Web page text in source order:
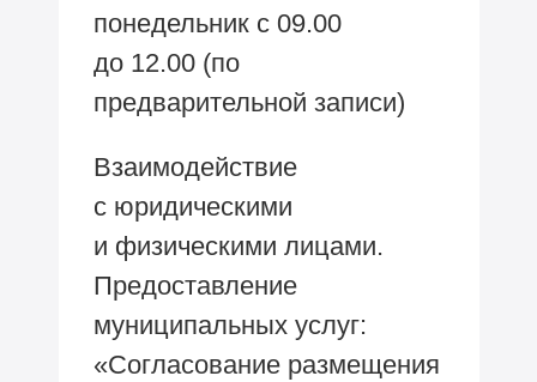
понедельник с 09.00
до 12.00 (по
предварительной записи)
Взаимодействие
с юридическими
и физическими лицами.
Предоставление
муниципальных услуг:
«Согласование размещения